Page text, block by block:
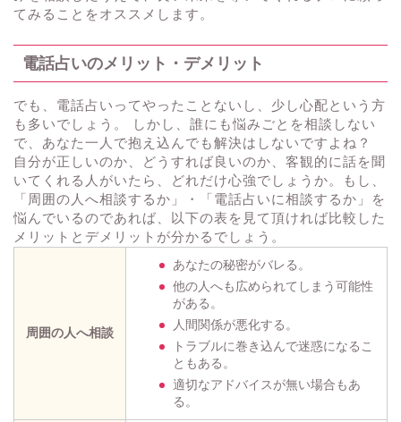
てみることをオススメします。
電話占いのメリット・デメリット
でも、電話占いってやったことないし、少し心配という方
も多いでしょう。 しかし、誰にも悩みごとを相談しない
で、あなた一人で抱え込んでも解決はしないですよね？
自分が正しいのか、どうすれば良いのか、客観的に話を聞
いてくれる人がいたら、どれだけ心強でしょうか。もし、
「周囲の人へ相談するか」・「電話占いに相談するか」を
悩んでいるのであれば、以下の表を見て頂ければ比較した
メリットとデメリットが分かるでしょう。
周囲の人へ相談
あなたの秘密がバレる。
他の人へも広められてしまう可能性
がある。
人間関係が悪化する。
トラブルに巻き込んで迷惑になるこ
ともある。
適切なアドバイスが無い場合もあ
る。